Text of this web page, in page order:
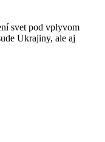
svet pod vplyvom
Ukrajiny, ale aj